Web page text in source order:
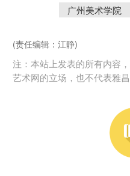
广州美术学院
(责任编辑：江静)
注：本站上发表的所有内容
艺术网的立场，也不代表雅